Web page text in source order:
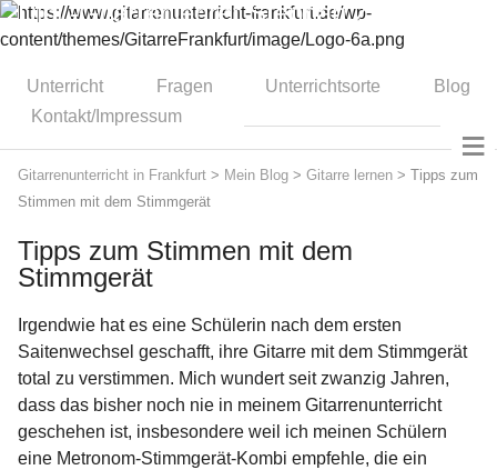
Dipl.-Gitarrenlehrer Stephan Zitzmann
Unterricht Fragen Unterrichtsorte
Blog
Kontakt/Impressum
≡
Gitarrenunterricht in Frankfurt > Mein Blog > Gitarre lernen > Tipps zum
Stimmen mit dem Stimmgerät
Tipps zum Stimmen mit dem
Stimmgerät
Irgendwie hat es eine Schülerin nach dem ersten
Saitenwechsel geschafft, ihre Gitarre mit dem Stimmgerät
total zu verstimmen. Mich wundert seit zwanzig Jahren,
dass das bisher noch nie in meinem Gitarrenunterricht
geschehen ist, insbesondere weil ich meinen Schülern
eine Metronom-Stimmgerät-Kombi empfehle, die ein